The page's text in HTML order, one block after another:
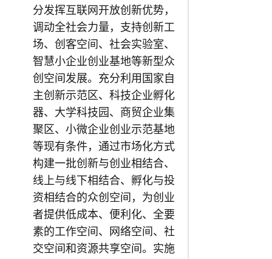
分发挥互联网开放创新优势，
调动全社会力量，支持创新工
场、创客空间、社会实验室、
智慧小企业创业基地等新型众
创空间发展。充分利用国家自
主创新示范区、科技企业孵化
器、大学科技园、商贸企业集
聚区、小微企业创业示范基地
等现有条件，通过市场化方式
构建一批创新与创业相结合、
线上与线下相结合、孵化与投
资相结合的众创空间，为创业
者提供低成本、便利化、全要
素的工作空间、网络空间、社
交空间和资源共享空间。实施